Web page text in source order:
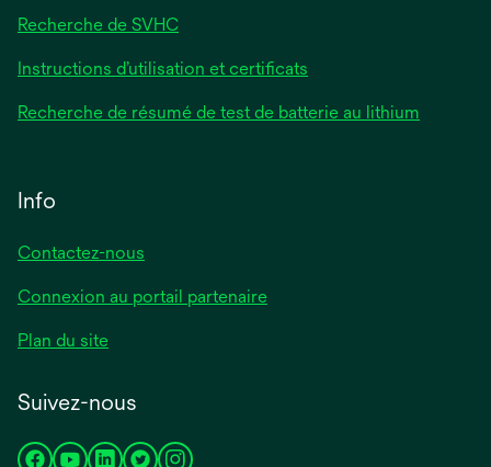
Recherche de SVHC
Instructions d’utilisation et certificats
Recherche de résumé de test de batterie au lithium
Info
Contactez-nous
Connexion au portail partenaire
Plan du site
Suivez-nous